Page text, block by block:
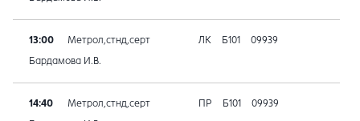
13:00 Метрол,стнд,серт ЛК Б101 09939
Бардамова И.В.
14:40 Метрол,стнд,серт ПР Б101 09939